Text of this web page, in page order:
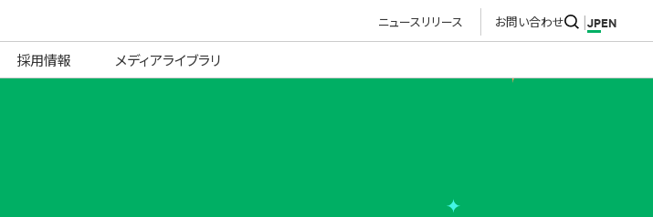
ニュースリリース お問い合わせ JPEN
採用情報 メディアライブラリ